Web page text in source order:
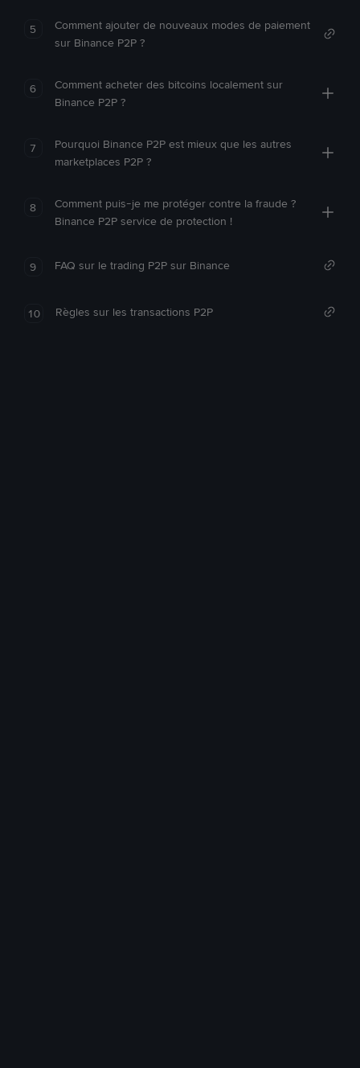
5
Comment ajouter de nouveaux modes de paiement
sur Binance P2P ?
6
Comment acheter des bitcoins localement sur
Binance P2P ?
7
Pourquoi Binance P2P est mieux que les autres
marketplaces P2P ?
8
Comment puis-je me protéger contre la fraude ?
Binance P2P service de protection !
9 FAQ sur le trading P2P sur Binance
10 Règles sur les transactions P2P